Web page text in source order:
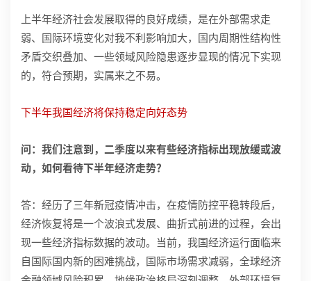
上半年经济社会发展取得的良好成绩，是在外部需求走
弱、国际环境变化对我不利影响加大，国内周期性结构性
矛盾交织叠加、一些领域风险隐患逐步显现的情况下实现
的，符合预期，实属来之不易。
下半年我国经济将保持稳定向好态势
问：我们注意到，二季度以来有些经济指标出现放缓或波
动，如何看待下半年经济走势？
答：经历了三年新冠疫情冲击，在疫情防控平稳转段后，
经济恢复将是一个波浪式发展、曲折式前进的过程，会出
现一些经济指标数据的波动。当前，我国经济运行面临来
自国际国内新的困难挑战，国际市场需求减弱，全球经济